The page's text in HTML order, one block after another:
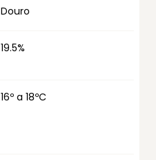
Douro
19.5%
16º a 18ºC